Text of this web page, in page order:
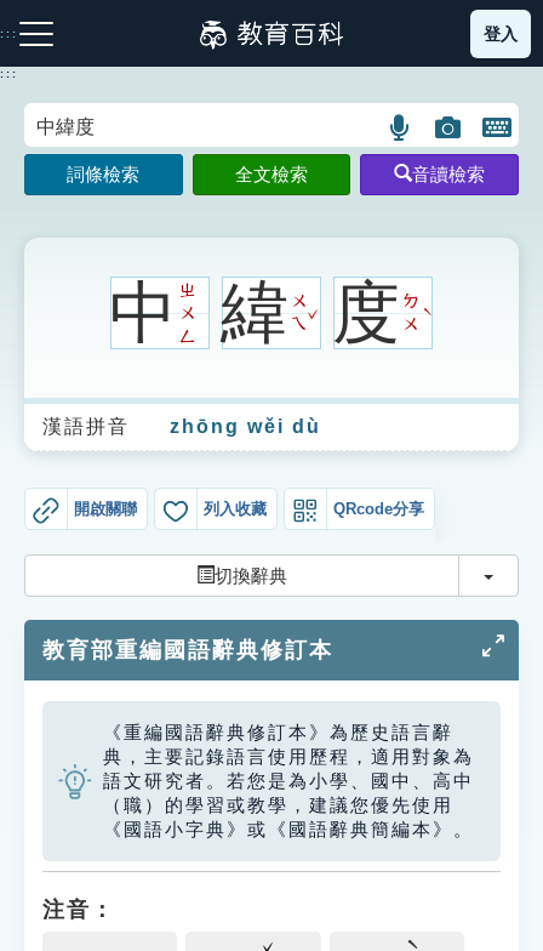
到
主
:::
注音索引圖示 筆畫索引圖示 部首索引表圖示
生字詞彙表
成語故事
索引選單
單字索引
生命大百科索引
遊戲專區
教學應用
貓頭鷹博士
登入
:::
語
言
搜
示
圖
片
搜
開
鍵
圖
詞條檢索 全文檢索 音讀檢索
中ㄓ
ㄨ
ㄥ
緯ㄨ
ㄟ
ˇ度ㄉ
ㄨ
ˋ
漢語拼音 zhōng wěi dù
開啟關聯 列入收藏 QRcode分享
切換辭典 切換
教育部重編國語辭典修訂本
《重編國語辭典修訂本》為歷史語言辭
典，主要記錄語言使用歷程，適用對象為
語文研究者。若您是為小學、國中、高中
（職）的學習或教學，建議您優先使用
《國語小字典》或《國語辭典簡編本》。
注音：